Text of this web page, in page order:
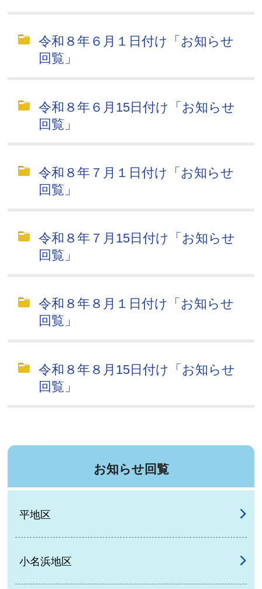
令和８年６月１日付け「お知らせ
回覧」
令和８年６月15日付け「お知らせ
回覧」
令和８年７月１日付け「お知らせ
回覧」
令和８年７月15日付け「お知らせ
回覧」
令和８年８月１日付け「お知らせ
回覧」
令和８年８月15日付け「お知らせ
回覧」
お知らせ回覧
平地区
小名浜地区